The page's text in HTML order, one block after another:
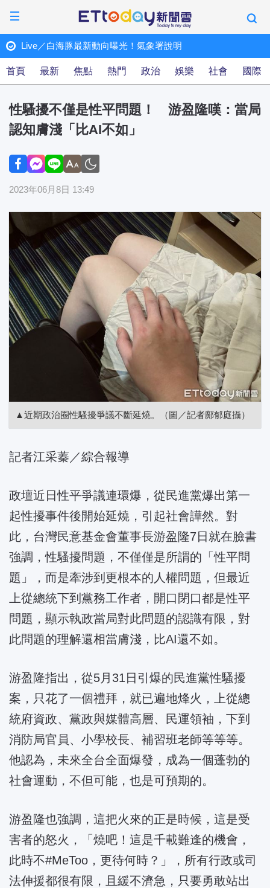
ET快訊
Live／白海豚最新動向曝光！氣象署說明
首頁 最新 焦點 熱門 政治 娛樂 社會 國際
性騷擾不僅是性平問題！ 游盈隆嘆：當局
認知膚淺「比AI不如」
2023年06月8日 13:49
▲近期政治圈性騷擾爭議不斷延燒。（圖／記者鄺郁庭攝）
記者江采蓁／綜合報導
政壇近日性平爭議連環爆，從民進黨爆出第一
起性擾事件後開始延燒，引起社會譁然。對
此，台灣民意基金會董事長游盈隆7日就在臉書
強調，性騷擾問題，不僅僅是所謂的「性平問
題」，而是牽涉到更根本的人權問題，但最近
上從總統下到黨務工作者，開口閉口都是性平
問題，顯示執政當局對此問題的認識有限，對
此問題的理解還相當膚淺，比AI還不如。
游盈隆指出，從5月31日引爆的民進黨性騷擾
案，只花了一個禮拜，就已遍地烽火，上從總
統府資政、黨政與媒體高層、民運領袖，下到
消防局官員、小學校長、補習班老師等等等。
他認為，未來全台全面爆發，成為一個蓬勃的
社會運動，不但可能，也是可預期的。
游盈隆也強調，這把火來的正是時候，這是受
害者的怒火，「燒吧！這是千載難逢的機會，
此時不#MeToo，更待何時？」，所有行政或司
法伸援都很有限，且緩不濟急，只要勇敢站出